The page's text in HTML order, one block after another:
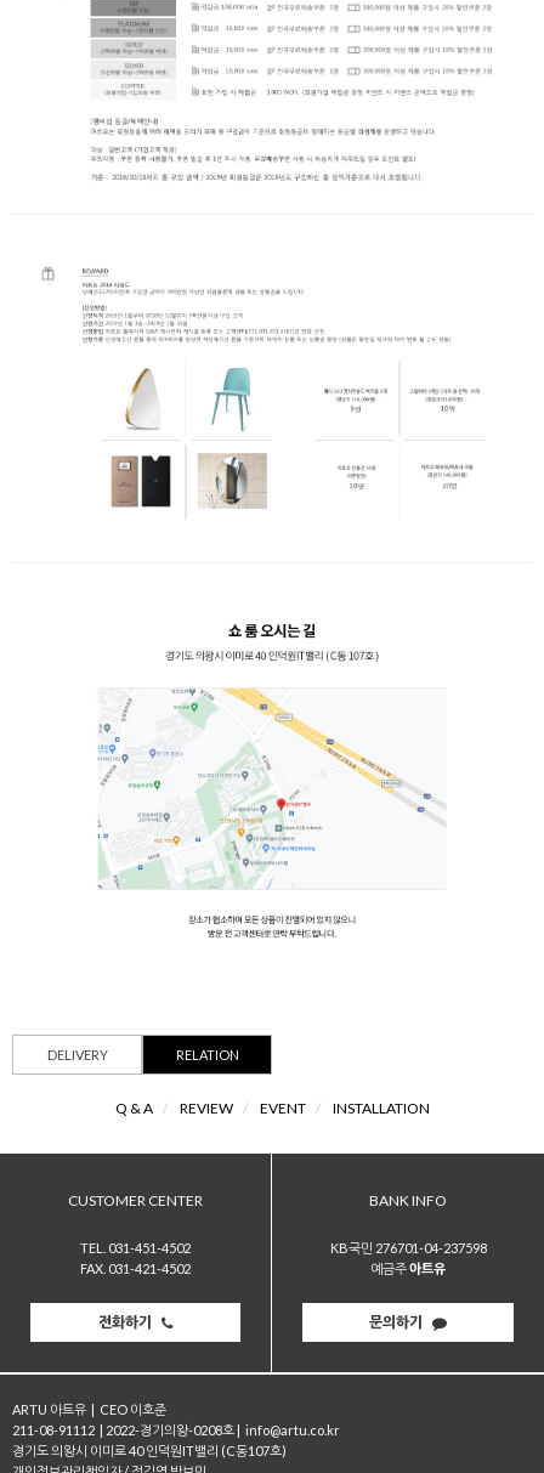
DELIVERY RELATION
Q & A / REVIEW / EVENT / INSTALLATION
CUSTOMER CENTER
TEL. 031-451-4502
FAX. 031-421-4502
전화하기
BANK INFO
KB국민 276701-04-237598
예금주아트유
문의하기
ARTU 아트유
CEO 이호준
211-08-91112
2022-경기의왕-0208호
info@artu.co.kr
경기도 의왕시 이미로 40 인덕원IT밸리 (C동107호)